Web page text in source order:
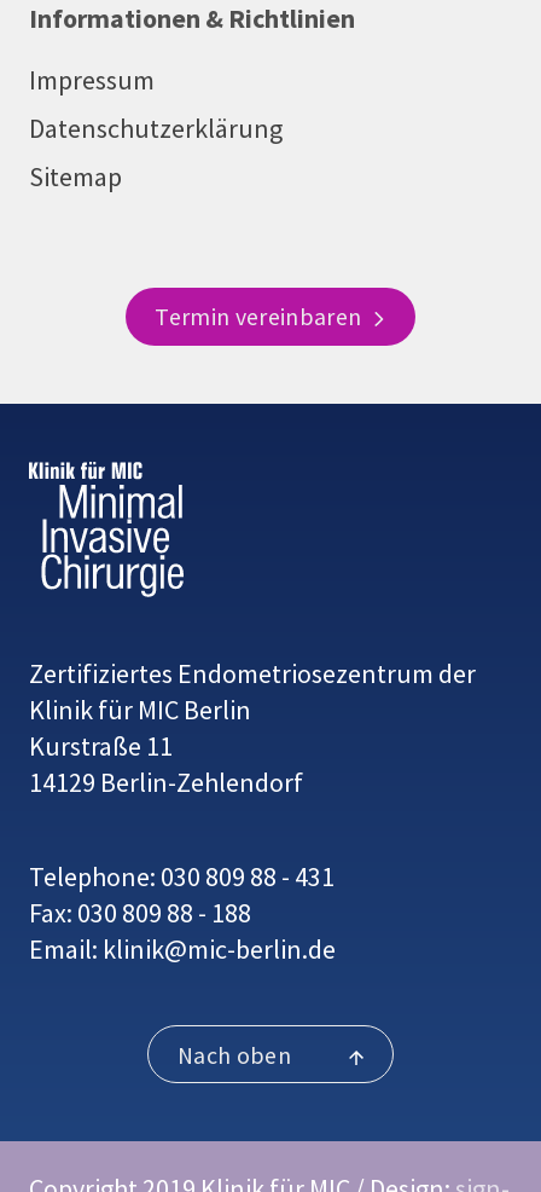
Informationen & Richtlinien
Impressum
Datenschutzerklärung
Sitemap
Termin vereinbaren
Zertifiziertes Endometriosezentrum der
Klinik für MIC Berlin
Kurstraße 11
14129 Berlin-Zehlendorf
Telephone: 030 809 88 - 431
Fax: 030 809 88 - 188
Email: klinik@mic-berlin.de
Nach oben